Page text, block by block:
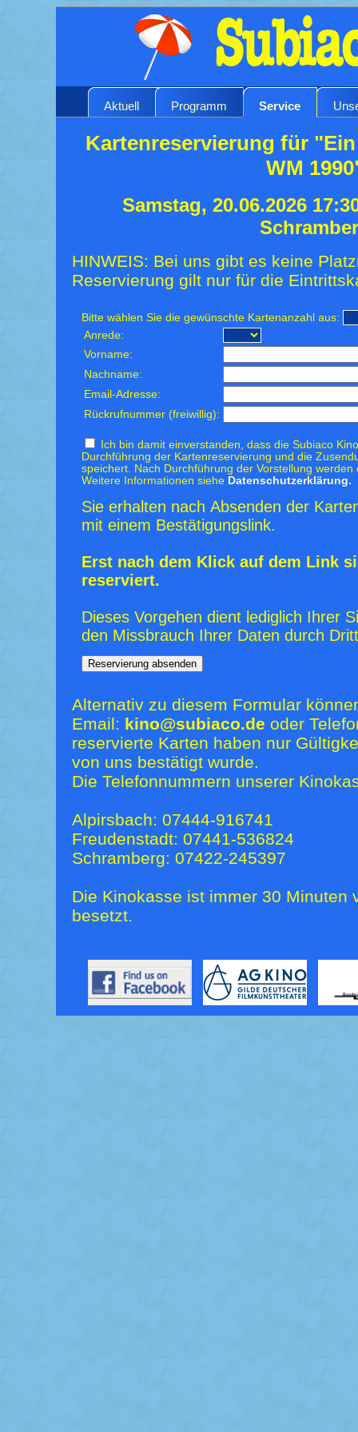
Aktuell Programm Service
Kartenreservierung für
WM
Samstag, 20.06.2026
HINWEIS: Bei uns gibt es keine
Reservierung gilt nur für die
Bitte wählen Sie die gewünschte Kartenanzahl aus:
Anrede:
Vorname:
Nachname:
Email-Adresse:
Rückrufnummer (freiwillig):
Ich bin damit einverstanden, dass die Subiaco
Durchführung der Kartenreservierung und die
speichert. Nach Durchführung der Vorstellung
Weitere Informationen siehe Datenschutzerklärung.
Sie erhalten nach Absenden der
mit einem Bestätigungslink.
Erst nach dem Klick auf dem Link
reserviert.
Dieses Vorgehen dient lediglich Ihrer
den Missbrauch Ihrer Daten durch
Alternativ zu diesem Formular
Email: kino@subiaco.de oder
reservierte Karten haben nur
von uns bestätigt wurde.
Die Telefonnummern unserer
Alpirsbach: 07444-916741
Freudenstadt: 07441-536824
Schramberg: 07422-245397
Die Kinokasse ist immer 30 Minuten
besetzt.